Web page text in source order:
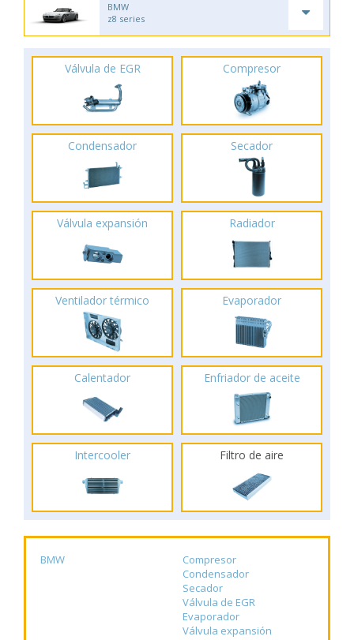
BMW
z8 series
Válvula de EGR Compresor
Condensador Secador
Válvula expansión Radiador
Ventilador térmico Evaporador
Calentador Enfriador de aceite
Intercooler Filtro de aire
BMW
Compresor
Condensador
Secador
Válvula de EGR
Evaporador
Válvula expansión